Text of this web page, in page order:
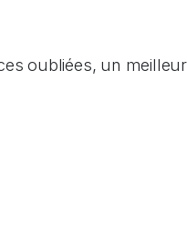
oubliées, un